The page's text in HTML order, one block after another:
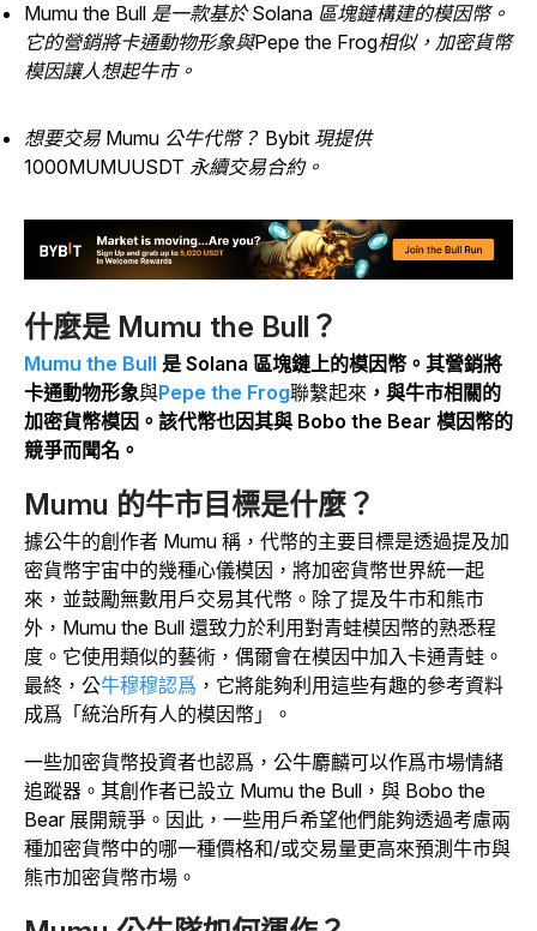
Mumu the Bull 是一款基於 Solana 區塊鏈構建的模因幣。
它的營銷將卡通動物形象與Pepe the Frog相似，加密貨幣
模因讓人想起牛市。
想要交易 Mumu 公牛代幣？ Bybit 現提供
1000MUMUUSDT 永續交易合約。
什麼是 Mumu the Bull？
Mumu the Bull 是 Solana 區塊鏈上的模因幣。 其營銷將
卡通動物形象與Pepe the Frog聯繫起來 ，與牛市相關的
加密貨幣模因。該代幣也因其與 Bobo the Bear 模因幣的
競爭而聞名。
Mumu 的牛市目標是什麼？
據公牛的創作者 Mumu 稱，代幣的主要目標是透過提及加
密貨幣宇宙中的幾種心儀模因，將加密貨幣世界統一起
來，並鼓勵無數用戶交易其代幣。除了提及牛市和熊市
外，Mumu the Bull 還致力於利用對青蛙模因幣的熟悉程
度。它使用類似的藝術，偶爾會在模因中加入卡通青蛙。
最終， 公牛穆穆認爲 ，它將能夠利用這些有趣的參考資料
成爲「統治所有人的模因幣」。
一些加密貨幣投資者也認爲，公牛麝麟可以作爲市場情緒
追蹤器。其創作者已設立 Mumu the Bull，與 Bobo the
Bear 展開競爭。因此，一些用戶希望他們能夠透過考慮兩
種加密貨幣中的哪一種價格和/或交易量更高來預測牛市與
熊市加密貨幣市場。